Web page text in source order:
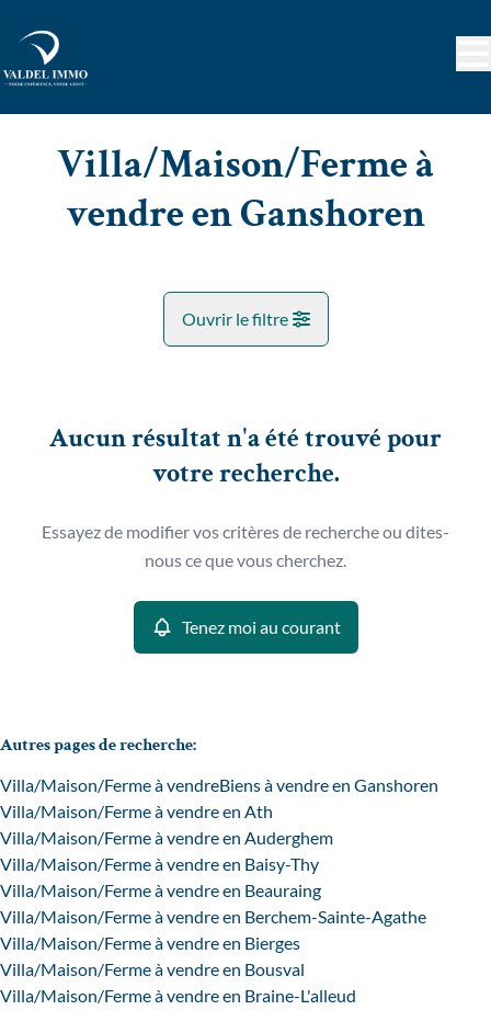
Villa/Maison/Ferme à
vendre en Ganshoren
Ouvrir le filtre
Ganshoren (1083)
Remove
Villa/Maison/Ferme
Remove
Max. budget
Chercher
Vue de la carte
Tenez moi au courant
Aucun résultat n'a été trouvé pour
votre recherche.
Essayez de modifier vos critères de recherche ou dites-
nous ce que vous cherchez.
Tenez moi au courant
Autres pages de recherche:
Villa/Maison/Ferme à vendreBiens à vendre en Ganshoren
Villa/Maison/Ferme à vendre en Ath
Villa/Maison/Ferme à vendre en Auderghem
Villa/Maison/Ferme à vendre en Baisy-Thy
Villa/Maison/Ferme à vendre en Beauraing
Villa/Maison/Ferme à vendre en Berchem-Sainte-Agathe
Villa/Maison/Ferme à vendre en Bierges
Villa/Maison/Ferme à vendre en Bousval
Villa/Maison/Ferme à vendre en Braine-L'alleud